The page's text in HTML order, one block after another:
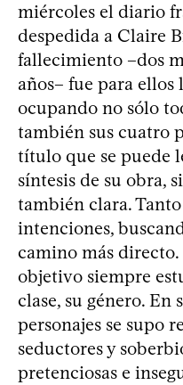
miércoles el diario
despedida a Claire
fallecimiento –dos
años– fue para
ocupando no sólo
también sus cuatro
título que se puede
síntesis de su obra,
también clara.
intenciones,
camino más
objetivo siempre
clase, su género. En
personajes se supo
seductores y
pretenciosas e